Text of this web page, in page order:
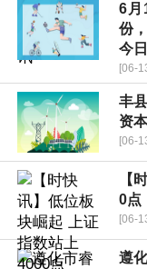
6月
份
今
[06-
丰
资
[06-
【
0点
[06-
遵